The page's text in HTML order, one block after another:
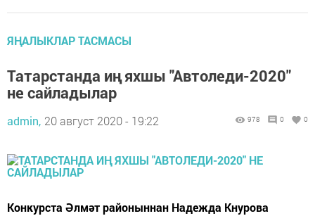
ЯҢАЛЫКЛАР ТАСМАСЫ
Татарстанда иң яхшы "Автоледи-2020"
не сайладылар
admin, 20 август 2020 - 19:22 978 0 0
Конкурста Әлмәт районыннан Надежда Кнурова